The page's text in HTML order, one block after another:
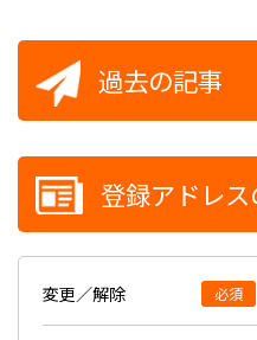
過去の記事
登録アドレ
変更／解除 必須